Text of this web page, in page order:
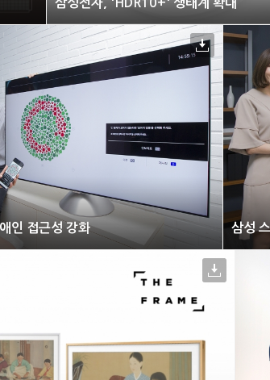
삼성전자, 'HDR10+' 생태계 확대
인 접근성 강화 삼성